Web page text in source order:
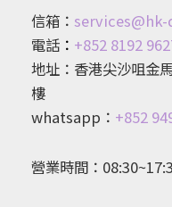
信箱：
電話 ： +852 8192
地址：香港尖沙咀金
樓
whatsapp： +852
營業時間：